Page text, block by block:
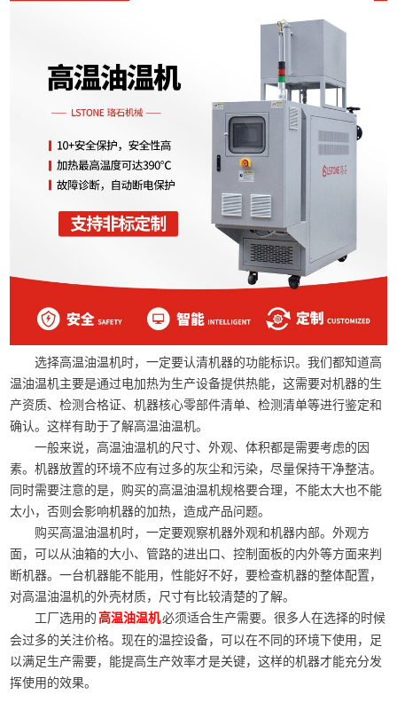
选择高温油温机时，一定要认清机器的功能标识。我们都知道高
温油温机主要是通过电加热为生产设备提供热能，这需要对机器的生
产资质、检测合格证、机器核心零部件清单、检测清单等进行鉴定和
确认。这样有助于了解高温油温机。
一般来说，高温油温机的尺寸、外观、体积都是需要考虑的因
素。机器放置的环境不应有过多的灰尘和污染，尽量保持干净整洁。
同时需要注意的是，购买的高温油温机规格要合理，不能太大也不能
太小，否则会影响机器的加热，造成产品问题。
购买高温油温机时，一定要观察机器外观和机器内部。外观方
面，可以从油箱的大小、管路的进出口、控制面板的内外等方面来判
断机器。一台机器能不能用，性能好不好，要检查机器的整体配置，
对高温油温机的外壳材质，尺寸有比较清楚的了解。
工厂选用的 高温油温机必须适合生产需要。很多人在选择的时候
会过多的关注价格。现在的温控设备，可以在不同的环境下使用，足
以满足生产需要，能提高生产效率才是关键，这样的机器才能充分发
挥使用的效果。